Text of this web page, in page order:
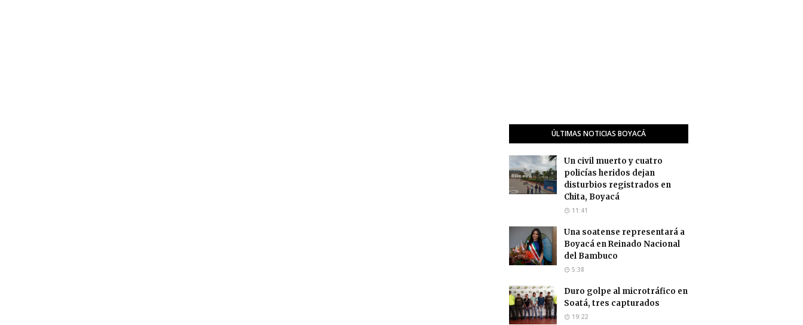
ÚLTIMAS NOTICIAS BOYACÁ
Un civil muerto y cuatro
policías heridos dejan
disturbios registrados en
Chita, Boyacá
11:41
Una soatense representará a
Boyacá en Reinado Nacional
del Bambuco
5:38
Duro golpe al microtráfico en
Soatá, tres capturados
19:22